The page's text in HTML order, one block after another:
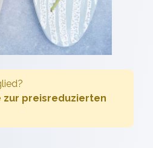
zur preisreduzierten